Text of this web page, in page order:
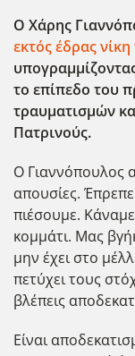
Ο Χάρης
εκτός έδρας
το επίπεδο του
τραυματισμών
Πατρινούς.
Ο Γιαννόπουλος
απουσίες.
πιέσουμε.
κομμάτι. Μας
μην έχει στο
πετύχει τους
βλέπεις
Είναι